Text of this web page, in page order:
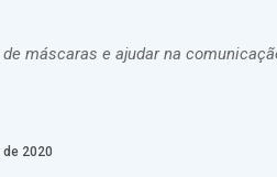
máscaras e ajudar na
2020